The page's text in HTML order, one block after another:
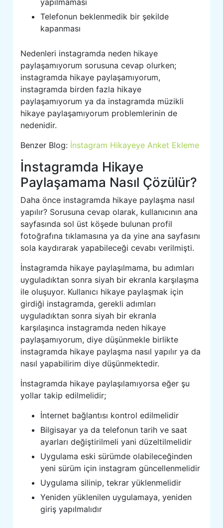
Telefonun beklenmedik bir şekilde
kapanması
Nedenleri instagramda neden hikaye
paylaşamıyorum sorusuna cevap olurken;
instagramda hikaye paylaşamıyorum,
instagramda birden fazla hikaye
paylaşamıyorum ya da instagramda müzikli
hikaye paylaşamıyorum problemlerinin de
nedenidir.
Benzer Blog: İnstagram Hikayeye Anket Ekleme
İnstagramda Hikaye
Paylaşamama Nasıl Çözülür?
Daha önce instagramda hikaye paylaşma nasıl
yapılır? Sorusuna cevap olarak, kullanıcının ana
sayfasında sol üst köşede bulunan profil
fotoğrafına tıklamasına ya da yine ana sayfasını
sola kaydırarak yapabileceği cevabı verilmişti.
İnstagramda hikaye paylaşılmama, bu adımları
uyguladıktan sonra siyah bir ekranla karşılaşma
ile oluşuyor. Kullanıcı hikaye paylaşmak için
girdiği instagramda, gerekli adımları
uyguladıktan sonra siyah bir ekranla
karşılaşınca instagramda neden hikaye
paylaşamıyorum, diye düşünmekle birlikte
instagramda hikaye paylaşma nasıl yapılır ya da
nasıl yapabilirim diye düşünmektedir.
İnstagramda hikaye paylaşılamıyorsa eğer şu
yollar takip edilmelidir;
İnternet bağlantısı kontrol edilmelidir
Bilgisayar ya da telefonun tarih ve saat
ayarları değiştirilmeli yani düzeltilmelidir
Uygulama eski sürümde olabileceğinden
yeni sürüm için instagram güncellenmelidir
Uygulama silinip, tekrar yüklenmelidir
Yeniden yüklenilen uygulamaya, yeniden
giriş yapılmalıdır